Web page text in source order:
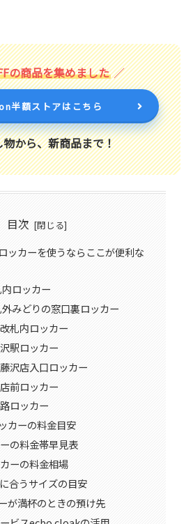
の商品を集めました
半額ストアはこちら
から、新商品まで！
目次
ッカーを使うならここが便利な
ロッカー
みどりの窓口裏ロッカー
札内ロッカー
駅ロッカー
沢店入口ロッカー
前ロッカー
ロッカー
カーの料金目安
の料金帯早見表
ーの料金相場
合うサイズの目安
が満杯のときの預け先